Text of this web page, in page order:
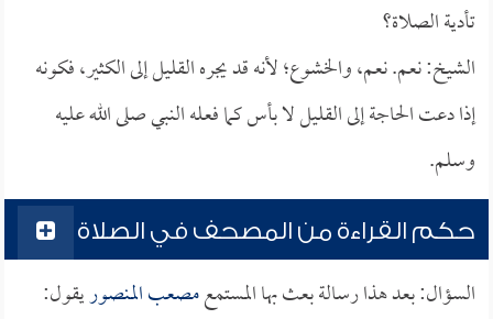
تأدية الصلاة؟
الشيخ: نعم. نعم، والخشوع؛ لأنه قد يجره القليل إلى الكثير، فكونه
إذا دعت الحاجة إلى القليل لا بأس كما فعله النبي صلى الله عليه
وسلم.
حكم القراءة من المصحف في الصلاة
السؤال: بعد هذا رسالة بعث بها المستمعمصعب المنصوريقول: